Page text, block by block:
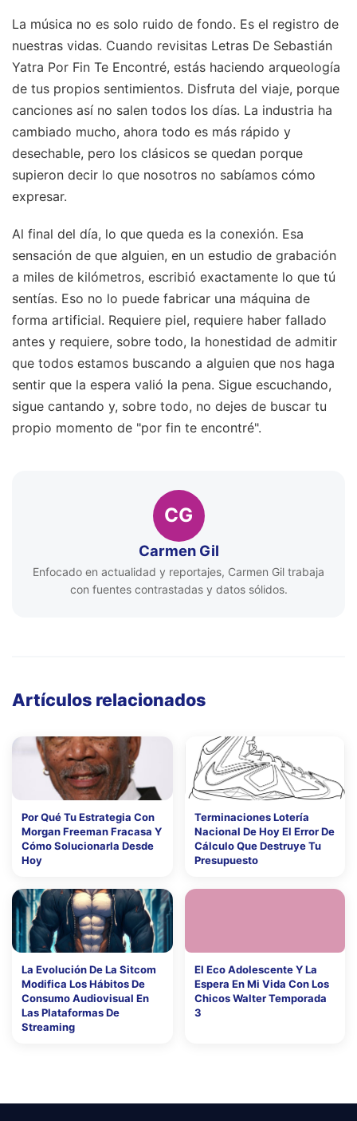
La música no es solo ruido de fondo. Es el registro de
nuestras vidas. Cuando revisitas Letras De Sebastián
Yatra Por Fin Te Encontré, estás haciendo arqueología
de tus propios sentimientos. Disfruta del viaje, porque
canciones así no salen todos los días. La industria ha
cambiado mucho, ahora todo es más rápido y
desechable, pero los clásicos se quedan porque
supieron decir lo que nosotros no sabíamos cómo
expresar.
Al final del día, lo que queda es la conexión. Esa
sensación de que alguien, en un estudio de grabación
a miles de kilómetros, escribió exactamente lo que tú
sentías. Eso no lo puede fabricar una máquina de
forma artificial. Requiere piel, requiere haber fallado
antes y requiere, sobre todo, la honestidad de admitir
que todos estamos buscando a alguien que nos haga
sentir que la espera valió la pena. Sigue escuchando,
sigue cantando y, sobre todo, no dejes de buscar tu
propio momento de "por fin te encontré".
CG
Carmen Gil
Enfocado en actualidad y reportajes, Carmen Gil trabaja
con fuentes contrastadas y datos sólidos.
Artículos relacionados
Por Qué Tu Estrategia Con
Morgan Freeman Fracasa Y
Cómo Solucionarla Desde
Hoy
Terminaciones Lotería
Nacional De Hoy El Error De
Cálculo Que Destruye Tu
Presupuesto
La Evolución De La Sitcom
Modifica Los Hábitos De
Consumo Audiovisual En
Las Plataformas De
Streaming
El Eco Adolescente Y La
Espera En Mi Vida Con Los
Chicos Walter Temporada
3